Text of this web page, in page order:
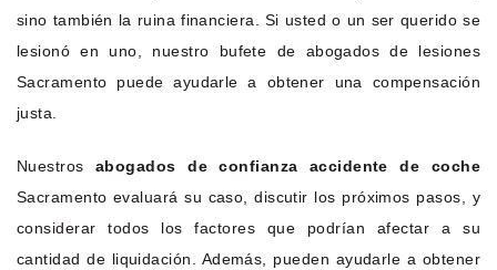
sino también la ruina financiera. Si usted o un ser querido se
lesionó en uno, nuestro bufete de abogados de lesiones
Sacramento puede ayudarle a obtener una compensación
justa.
Nuestrosabogados de confianza accidente de coche
Sacramento evaluará su caso, discutir los próximos pasos, y
considerar todos los factores que podrían afectar a su
cantidad de liquidación. Además, pueden ayudarle a obtener